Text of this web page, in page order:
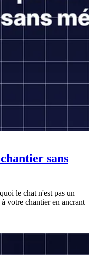
sans
le chat n'est pas un
votre chantier en ancrant